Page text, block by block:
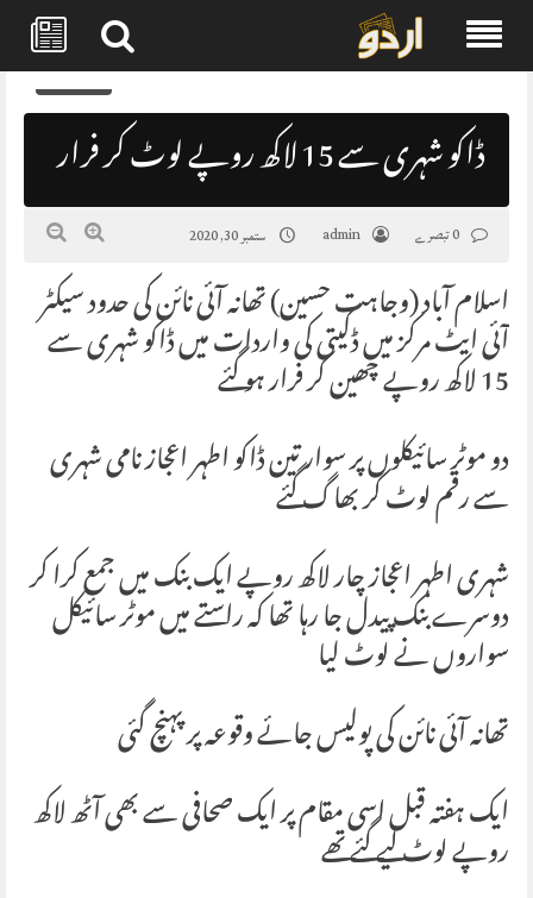
Skip
content
0
ڈاکو شہری سے 15 لاکھ روپے لوٹ کر فرار
admin ستمبر 30, 2020
اسلام آباد (وجاہت حسین) تھانہ آئی نائن کی حدود سیکٹر
آئی ایٹ مرکز میں ڈکیتی کی واردات میں ڈاکو شہری سے
15 لاکھ روپے چھین کر فرار ہو گئے
دو موٹر سائیکلوں پر سوار تین ڈاکو اطہر اعجاز نامی شہری
سے رقم لوٹ کر بھاگ گئے
شہری اطہر اعجاز چار لاکھ روپے ایک بنک میں جمع کرا کر
دوسرے بنک پیدل جا رہا تھا کہ راستے میں موٹر سائیکل
سواروں نے لوٹ لیا
تھانہ آئی نائن کی پولیس جائے وقوعہ پر پہنچ گئی
ایک ہفتہ قبل اسی مقام پر ایک صحافی سے بھی آٹھ لاکھ
روپے لوٹ لیے گئے تھے